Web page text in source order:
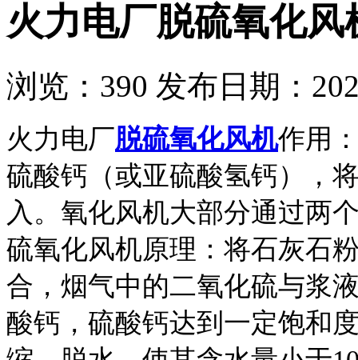
火力电厂脱硫氧化
浏览： 390 发布日期：
火力电厂脱硫氧化风机作用
硫酸钙（或亚硫酸氢钙），
入。氧化风机大部分通过两
硫氧化风机原理：将石灰石
合，烟气中的二氧化硫与浆
酸钙，硫酸钙达到一定饱和